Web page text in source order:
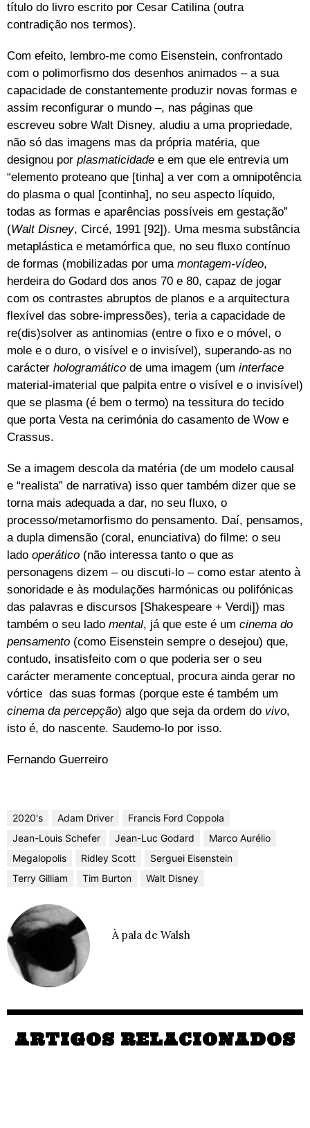
título do livro escrito por Cesar Catilina (outra
contradição nos termos).
Com efeito, lembro-me como Eisenstein, confrontado
com o polimorfismo dos desenhos animados – a sua
capacidade de constantemente produzir novas formas e
assim reconfigurar o mundo –, nas páginas que
escreveu sobre Walt Disney, aludiu a uma propriedade,
não só das imagens mas da própria matéria, que
designou por plasmaticidade e em que ele entrevia um
“elemento proteano que [tinha] a ver com a omnipotência
do plasma o qual [continha], no seu aspecto líquido,
todas as formas e aparências possíveis em gestação”
(Walt Disney, Circé, 1991 [92]). Uma mesma substância
metaplástica e metamórfica que, no seu fluxo contínuo
de formas (mobilizadas por uma montagem-vídeo,
herdeira do Godard dos anos 70 e 80, capaz de jogar
com os contrastes abruptos de planos e a arquitectura
flexível das sobre-impressões), teria a capacidade de
re(dis)solver as antinomias (entre o fixo e o móvel, o
mole e o duro, o visível e o invisível), superando-as no
carácter hologramático de uma imagem (um interface
material-imaterial que palpita entre o visível e o invisível)
que se plasma (é bem o termo) na tessitura do tecido
que porta Vesta na cerimónia do casamento de Wow e
Crassus.
Se a imagem descola da matéria (de um modelo causal
e “realista” de narrativa) isso quer também dizer que se
torna mais adequada a dar, no seu fluxo, o
processo/metamorfismo do pensamento. Daí, pensamos,
a dupla dimensão (coral, enunciativa) do filme: o seu
lado operático (não interessa tanto o que as
personagens dizem – ou discuti-lo – como estar atento à
sonoridade e às modulações harmónicas ou polifónicas
das palavras e discursos [Shakespeare + Verdi]) mas
também o seu lado mental, já que este é um cinema do
pensamento (como Eisenstein sempre o desejou) que,
contudo, insatisfeito com o que poderia ser o seu
carácter meramente conceptual, procura ainda gerar no
vórtice das suas formas (porque este é também um
cinema da percepção) algo que seja da ordem do vivo,
isto é, do nascente. Saudemo-lo por isso.
Fernando Guerreiro
2020's Adam Driver
Francis Ford Coppola
Jean-Louis Schefer
Jean-Luc Godard
Marco Aurélio
Megalopolis
Ridley Scott
Serguei Eisenstein
Terry Gilliam
Tim Burton Walt Disney
À pala de Walsh
ARTIGOS RELACIONADOS